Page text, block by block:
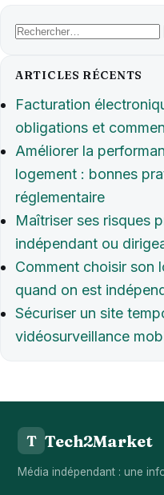
Rechercher :
ARTICLES RÉCENTS
Facturation
obligations et
Améliorer la
logement : bonnes
réglementaire
Maîtriser ses risques
indépendant ou
Comment choisir son
quand on est
Sécuriser un site
vidéosurveillance
T Tech2Market
Média indépendant : une